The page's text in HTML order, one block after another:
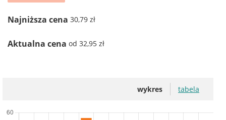
Najniższa cena 30,79 zł
Aktualna cena od 32,95 zł
wykres tabela